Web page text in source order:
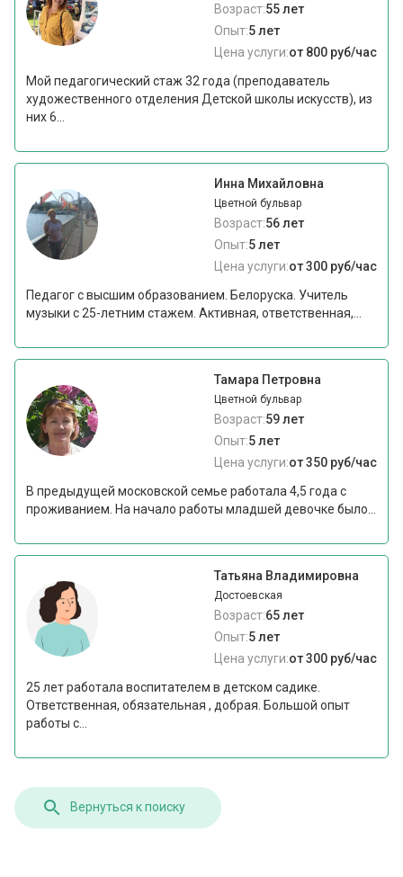
Возраст:55 лет
Опыт:5 лет
Цена услуги:от 800 руб/час
Мой педагогический стаж 32 года (преподаватель
художественного отделения Детской школы искусств), из
них 6...
Инна Михайловна
Цветной бульвар
Возраст:56 лет
Опыт:5 лет
Цена услуги:от 300 руб/час
Педагог с высшим образованием. Белоруска. Учитель
музыки с 25-летним стажем. Активная, ответственная,...
Тамара Петровна
Цветной бульвар
Возраст:59 лет
Опыт:5 лет
Цена услуги:от 350 руб/час
В предыдущей московской семье работала 4,5 года с
проживанием. На начало работы младшей девочке было...
Татьяна Владимировна
Достоевская
Возраст:65 лет
Опыт:5 лет
Цена услуги:от 300 руб/час
25 лет работала воспитателем в детском садике.
Ответственная, обязательная , добрая. Большой опыт
работы с...
Вернуться к поиску